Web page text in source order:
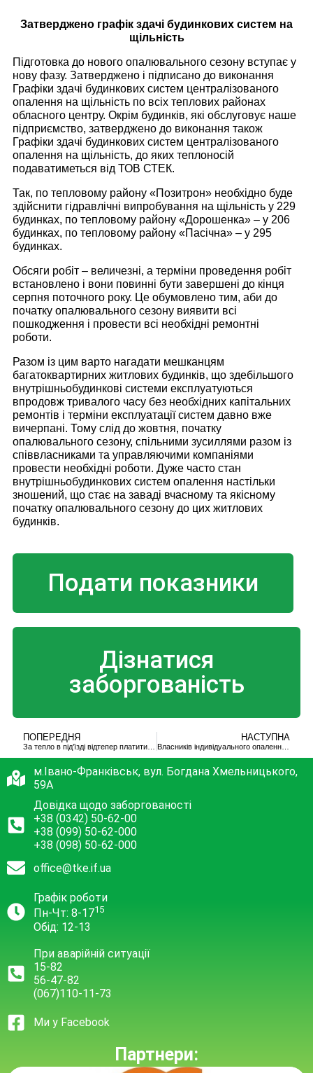
Затверджено графік здачі будинкових систем на
щільність
Підготовка до нового опалювального сезону вступає у
нову фазу. Затверджено і підписано до виконання
Графіки здачі будинкових систем централізованого
опалення на щільність по всіх теплових районах
обласного центру. Окрім будинків, які обслуговує наше
підприємство, затверджено до виконання також
Графіки здачі будинкових систем централізованого
опалення на щільність, до яких теплоносій
подаватиметься від ТОВ СТЕК.
Так, по тепловому району «Позитрон» необхідно буде
здійснити гідравлічні випробування на щільність у 229
будинках, по тепловому району «Дорошенка» – у 206
будинках, по тепловому району «Пасічна» – у 295
будинках.
Обсяги робіт – величезні, а терміни проведення робіт
встановлено і вони повинні бути завершені до кінця
серпня поточного року. Це обумовлено тим, аби до
початку опалювального сезону виявити всі
пошкодження і провести всі необхідні ремонтні
роботи.
Разом із цим варто нагадати мешканцям
багатоквартирних житлових будинків, що здебільшого
внутрішньобудинкові системи експлуатуються
впродовж тривалого часу без необхідних капітальних
ремонтів і терміни експлуатації систем давно вже
вичерпані. Тому слід до жовтня, початку
опалювального сезону, спільними зусиллями разом із
співвласниками та управляючими компаніями
провести необхідні роботи. Дуже часто стан
внутрішньобудинкових систем опалення настільки
зношений, що стає на заваді вчасному та якісному
початку опалювального сезону до цих житлових
будинків.
Подати показники
Дізнатися
заборгованість
ПОПЕРЕДНЯ НАСТУПНА
Власників індивідуального опалення змусять платити за місця загального користування
м.Івано-Франківськ, вул. Богдана Хмельницького,
59А
Довідка щодо заборгованості
+38 (0342) 50-62-00
+38 (099) 50-62-000
+38 (098) 50-62-000
office@tke.if.ua
Графік роботи
Пн-Чт: 8-1715
Обід: 12-13
При аварійній ситуації
15-82
56-47-82
(067)110-11-73
Ми у Facebook
Партнери: